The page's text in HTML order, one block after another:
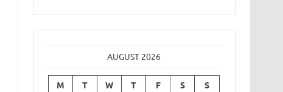
AUGUST 2026
M T W T F S S